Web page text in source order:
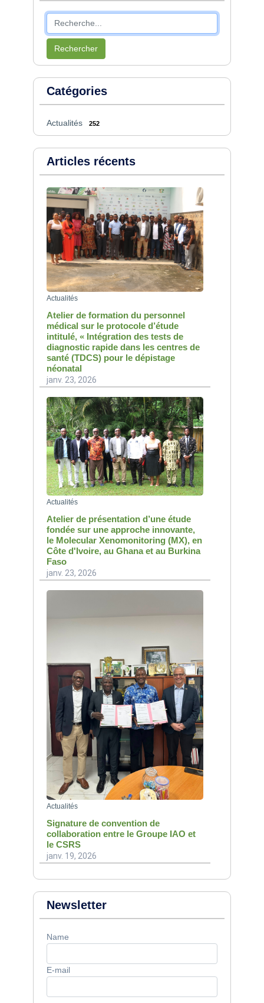
Rechercher
Catégories
Actualités 252
Articles récents
Actualités
Atelier de formation du personnel
médical sur le protocole d’étude
intitulé, « Intégration des tests de
diagnostic rapide dans les centres de
santé (TDCS) pour le dépistage
néonatal
janv. 23, 2026
Actualités
Atelier de présentation d’une étude
fondée sur une approche innovante,
le Molecular Xenomonitoring (MX), en
Côte d'Ivoire, au Ghana et au Burkina
Faso
janv. 23, 2026
Actualités
Signature de convention de
collaboration entre le Groupe IAO et
le CSRS
janv. 19, 2026
Newsletter
Name
E-mail